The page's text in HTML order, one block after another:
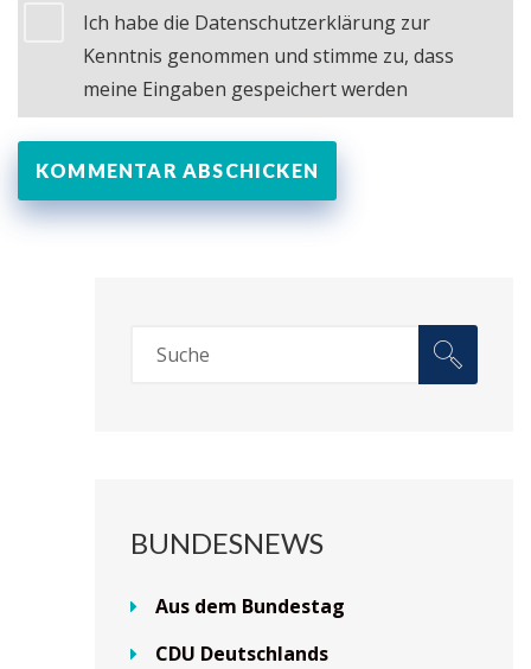
Ich habe die Datenschutzerklärung zur
Kenntnis genommen und stimme zu, dass
meine Eingaben gespeichert werden
BUNDESNEWS
Aus dem Bundestag
CDU Deutschlands